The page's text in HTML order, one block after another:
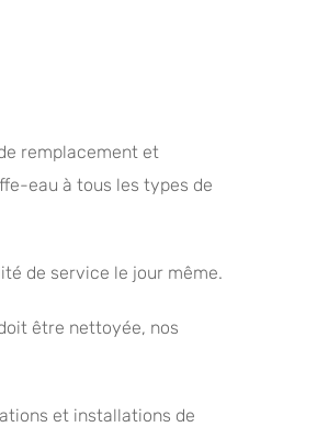
remplacement et
eau à tous les types de
de service le jour même.
être nettoyée, nos
et installations de